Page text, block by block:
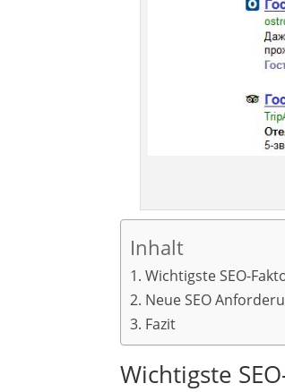
Inhalt
Wichtigste SEO-
Neue SEO
Fazit
Wichtigste